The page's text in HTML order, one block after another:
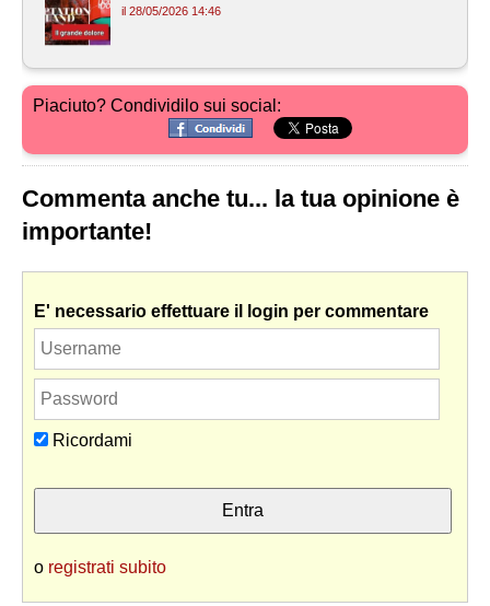
il 28/05/2026 14:46
Piaciuto? Condividilo sui social:
Commenta anche tu... la tua opinione è
importante!
E' necessario effettuare il login per commentare
Ricordami
o registrati subito